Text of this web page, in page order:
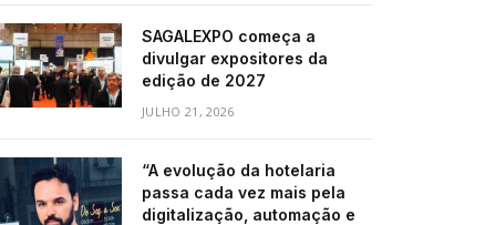
SAGALEXPO começa a
divulgar expositores da
edição de 2027
JULHO 21, 2026
“A evolução da hotelaria
passa cada vez mais pela
digitalização, automação e